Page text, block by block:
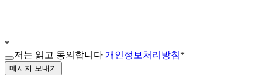
*
저는 읽고 동의합니다 개인정보처리방침*
메시지 보내기